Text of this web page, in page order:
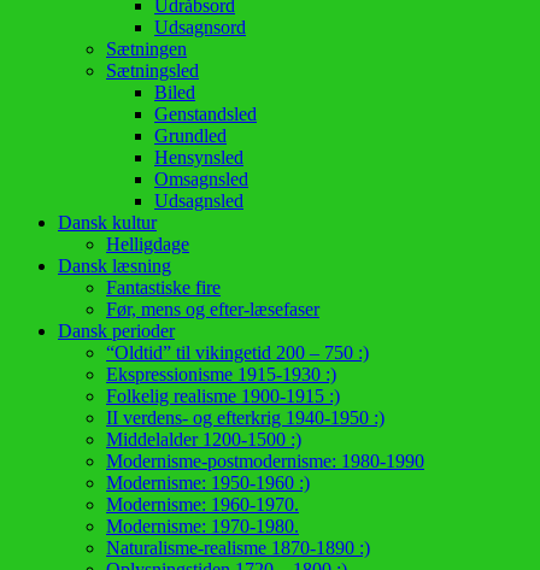
Udråbsord
Udsagnsord
Sætningen
Sætningsled
Biled
Genstandsled
Grundled
Hensynsled
Omsagnsled
Udsagnsled
Dansk kultur
Helligdage
Dansk læsning
Fantastiske fire
Før, mens og efter-læsefaser
Dansk perioder
“Oldtid” til vikingetid 200 – 750 :)
Ekspressionisme 1915-1930 :)
Folkelig realisme 1900-1915 :)
II verdens- og efterkrig 1940-1950 :)
Middelalder 1200-1500 :)
Modernisme-postmodernisme: 1980-1990
Modernisme: 1950-1960 :)
Modernisme: 1960-1970.
Modernisme: 1970-1980.
Naturalisme-realisme 1870-1890 :)